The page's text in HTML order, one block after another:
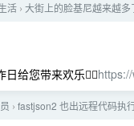
活 › 大街上的脸基尼越来越
给您带来欢乐🙂‍↔️
› fastjson2 也出远程代码执